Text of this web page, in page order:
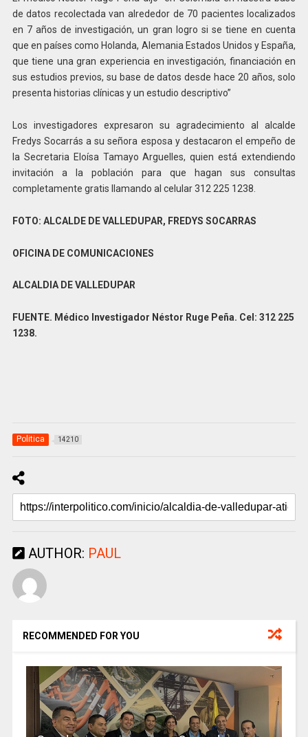
de datos recolectada van alrededor de 70 pacientes localizados
en 7 años de investigación, un gran logro si se tiene en cuenta
que en países como Holanda, Alemania Estados Unidos y España,
que tiene una gran experiencia en investigación, financiación en
sus estudios previos, su base de datos desde hace 20 años, solo
presenta historias clínicas y un estudio descriptivo”
Los investigadores expresaron su agradecimiento al alcalde
Fredys Socarrás a su señora esposa y destacaron el empeño de
la Secretaria Eloísa Tamayo Arguelles, quien está extendiendo
invitación a la población para que hagan sus consultas
completamente gratis llamando al celular 312 225 1238.
FOTO: ALCALDE DE VALLEDUPAR, FREDYS SOCARRAS
OFICINA DE COMUNICACIONES
ALCALDIA DE VALLEDUPAR
FUENTE. Médico Investigador Néstor Ruge Peña. Cel: 312 225
1238.
Politica 14210
AUTHOR: PAUL
RECOMMENDED FOR YOU